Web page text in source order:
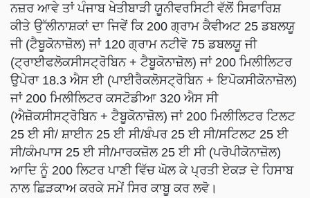
ਨਜ਼ਰ ਆਵੇ ਤਾਂ ਪੰਜਾਬ ਖੇਤੀਬਾੜੀ ਯੂਨੀਵਰਸਿਟੀ ਵੱਲੋਂ ਸਿਫਾਰਿਸ਼
ਕੀਤੇ ਉੱਲੀਨਾਸ਼ਕਾਂ ਦਾ ਜਿਵੇਂ ਕਿ 200 ਗ੍ਰਾਮ ਕੈਵੀਅਟ 25 ਡਬਲਯੂ
ਜੀ (ਟੈਬੂਕੋਨਾਜ਼ੋਲ) ਜਾਂ 120 ਗ੍ਰਾਮ ਨਟੀਵੋ 75 ਡਬਲਯੂ ਜੀ
(ਟ੍ਰਾਈਫਲੋਕਸੀਸਟ੍ਰੋਬਿਨ + ਟੈਬੂਕੋਨਾਜ਼ੋਲ) ਜਾਂ 200 ਮਿਲੀਲਿਟਰ
ਉਪੇਰਾ 18.3 ਐਸ ਈ (ਪਾਈਰੈਕਲੋਸਟ੍ਰੋਬਿਨ + ਇਪੋਕਸੀਕੋਨਾਜ਼ੋਲ)
ਜਾਂ 200 ਮਿਲੀਲਿਟਰ ਕਸਟੋਡੀਆ 320 ਐਸ ਸੀ
(ਐਜ਼ੋਕਸੀਸਟ੍ਰੋਬਿਨ + ਟੈਬੂਕੋਨਾਜ਼ੋਲ) ਜਾਂ 200 ਮਿਲੀਲਿਟਰ ਟਿਲਟ
25 ਈ ਸੀ/ ਸ਼ਾਈਨ 25 ਈ ਸੀ/ਬੰਪਰ 25 ਈ ਸੀ/ਸਟਿਲਟ 25 ਈ
ਸੀ/ਕੰਮਪਾਸ 25 ਈ ਸੀ/ਮਾਰਕਜ਼ੋਲ 25 ਈ ਸੀ (ਪਰੋਪੀਕੋਨਾਜ਼ੋਲ)
ਆਦਿ ਨੂੰ 200 ਲਿਟਰ ਪਾਣੀ ਵਿੱਚ ਘੋਲ ਕੇ ਪ੍ਰਤੀ ਏਕੜ ਦੇ ਹਿਸਾਬ
ਨਾਲ ਛਿੜਕਾਅ ਕਰਕੇ ਸਮੇਂ ਸਿਰ ਕਾਬੂ ਕਰ ਲਵੋ।